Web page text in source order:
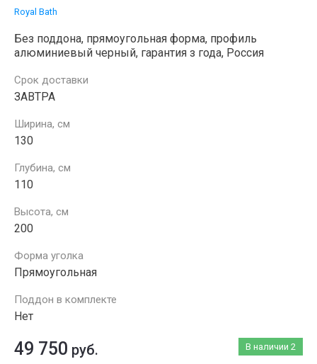
Royal Bath
Без поддона, прямоугольная форма, профиль
алюминиевый черный, гарантия з года, Россия
Срок доставки
ЗАВТРА
Ширина, см
130
Глубина, см
110
Высота, см
200
Форма уголка
Прямоугольная
Поддон в комплекте
Нет
В наличии 2
49 750 руб.